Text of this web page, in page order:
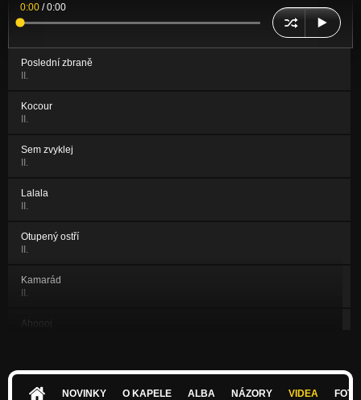
0:00 /0:00
Poslední zbraně
II.
Kocour
II.
Sem zvyklej
II.
Lalala
II.
Otupený ostří
II.
Kamarád
II.
Ahoooj
NOVINKY O KAPELE ALBA NÁZORY VIDEA